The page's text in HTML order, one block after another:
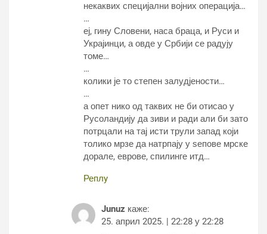
некаквих специјални војних операција…
…
еј, гину Словени, наса браца, и Руси и
Украјинци, а овде у Србији се радују
томе…
…
колики је то степен залудјености…
…
а опет нико од таквих не би отисао у
Русоландију да зиви и ради али би зато
потрцали на тај исти трули запад који
толико мрзе да натрпају у ѕепове мрске
дорале, еврове, спилинге итд…
Реплy
Junuz каже:
25. април 2025. | 22:28 у 22:28